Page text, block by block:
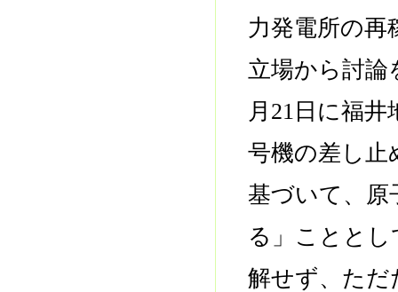
力発電所の
立場から討論
月21日に福
号機の差し止
基づいて、原
る」ことと
解せず、ただ